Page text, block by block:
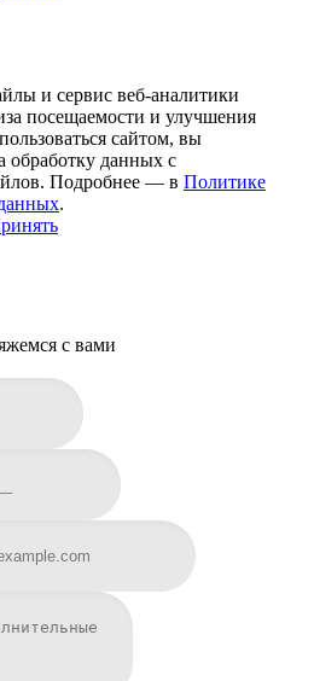
и сервис веб-аналитики
посещаемости и улучшения
сайтом, вы
обработку данных с
Подробнее — в Политике
.
с вами